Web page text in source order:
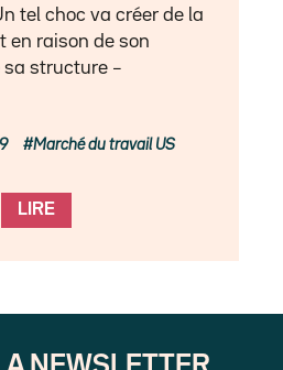
tel choc va créer de la
en raison de son
sa structure –
LIRE
Marché du travail US